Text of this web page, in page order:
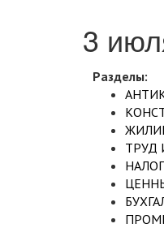
3
Разделы:
ТРУД